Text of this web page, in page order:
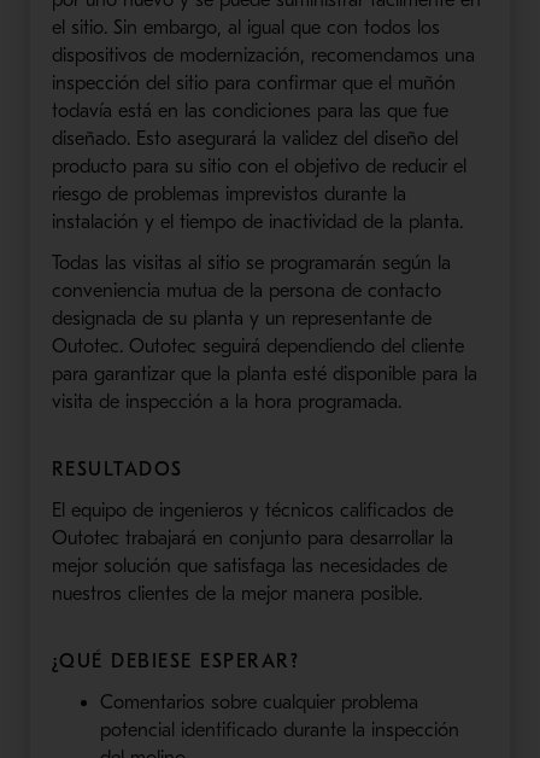
el sitio. Sin embargo, al igual que con todos los
dispositivos de modernización, recomendamos una
inspección del sitio para confirmar que el muñón
todavía está en las condiciones para las que fue
diseñado. Esto asegurará la validez del diseño del
producto para su sitio con el objetivo de reducir el
riesgo de problemas imprevistos durante la
instalación y el tiempo de inactividad de la planta.
Todas las visitas al sitio se programarán según la
conveniencia mutua de la persona de contacto
designada de su planta y un representante de
Outotec. Outotec seguirá dependiendo del cliente
para garantizar que la planta esté disponible para la
visita de inspección a la hora programada.
RESULTADOS
El equipo de ingenieros y técnicos calificados de
Outotec trabajará en conjunto para desarrollar la
mejor solución que satisfaga las necesidades de
nuestros clientes de la mejor manera posible.
¿QUÉ DEBIESE ESPERAR?
Comentarios sobre cualquier problema
potencial identificado durante la inspección